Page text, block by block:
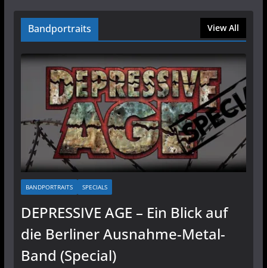
Bandportraits View All
BANDPORTRAITS SPECIALS
DEPRESSIVE AGE – Ein Blick auf
die Berliner Ausnahme-Metal-
Band (Special)